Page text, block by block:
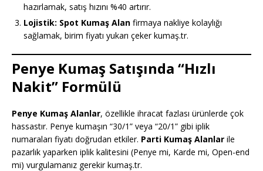
hazırlamak, satış hızını %40 artırır.
Lojistik: Spot Kumaş Alan firmaya nakliye kolaylığı
sağlamak, birim fiyatı yukarı çeker kumaş.tr.
Penye Kumaş Satışında “Hızlı
Nakit” Formülü
Penye Kumaş Alanlar, özellikle ihracat fazlası ürünlerde çok
hassastır. Penye kumaşın “30/1” veya “20/1” gibi iplik
numaraları fiyatı doğrudan etkiler. Parti Kumaş Alanlar ile
pazarlık yaparken iplik kalitesini (Penye mi, Karde mi, Open-end
mi) vurgulamanız gerekir kumaş.tr.